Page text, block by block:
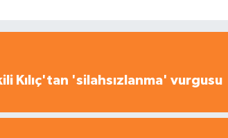
Kılıç'tan 'silahsızlanma' vurgusu